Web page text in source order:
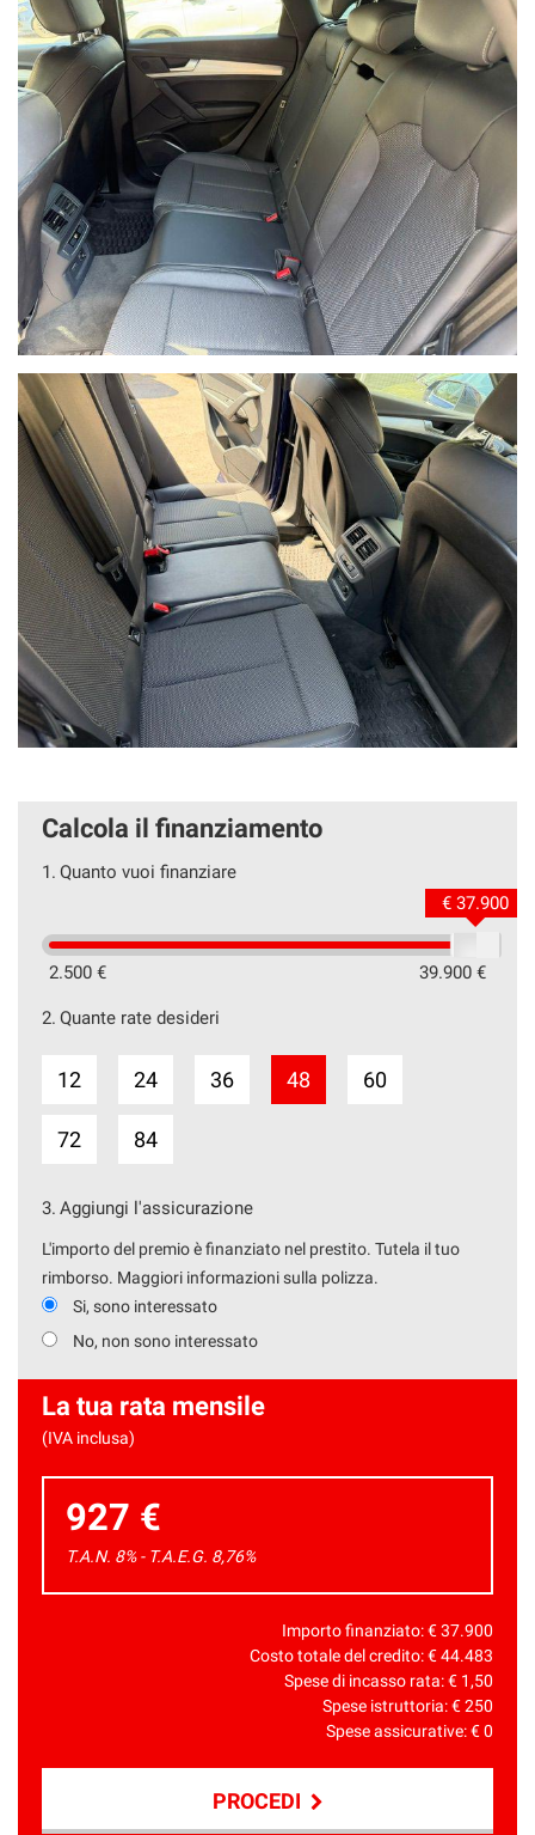
Calcola il finanziamento
1. Quanto vuoi finanziare
2.500 € 39.900 €
€ 37.900
2. Quante rate desideri
12 24 36 48 60
72 84
3. Aggiungi l'assicurazione
L'importo del premio è finanziato nel prestito. Tutela il tuo
rimborso. Maggiori informazioni sulla polizza.
Si, sono interessato
No, non sono interessato
La tua rata mensile
(IVA inclusa)
927 €
T.A.N. 8% - T.A.E.G. 8,76%
Importo finanziato: €37.900
Costo totale del credito: €44.483
Spese di incasso rata: € 1,50
Spese istruttoria: €250
Spese assicurative: €0
PROCEDI